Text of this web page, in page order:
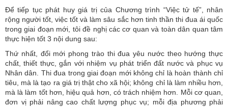
Để tiếp tục phát huy giá trị của Chương trình “Việc tử tế”, nhân
rộng người tốt, việc tốt và làm sâu sắc hơn tinh thần thi đua ái quốc
trong giai đoạn mới, tôi đề nghị các cơ quan và toàn dân quan tâm
thực hiện tốt 3 nội dung sau:
Thứ nhất, đổi mới phong trào thi đua yêu nước theo hướng thực
chất, thiết thực, gắn với nhiệm vụ phát triển đất nước và phục vụ
Nhân dân. Thi đua trong giai đoạn mới không chỉ là hoàn thành chỉ
tiêu, mà là tạo ra giá trị thật cho xã hội; không chỉ là làm nhiều hơn,
mà là làm tốt hơn, hiệu quả hơn, có trách nhiệm hơn. Mỗi cơ quan,
đơn vị phải nâng cao chất lượng phục vụ; mỗi địa phương phải